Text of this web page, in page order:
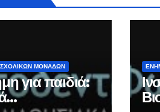
ΜΟΝΑΔΩΝ
για παιδιά: